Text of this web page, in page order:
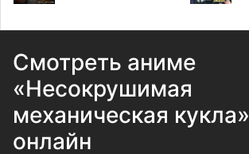
Смотреть аниме
«Несокрушимая
механическая кукла»
онлайн